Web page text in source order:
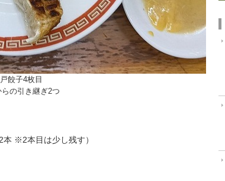
餃子4枚目
の引き継ぎ2つ
※2本目は少し残す）